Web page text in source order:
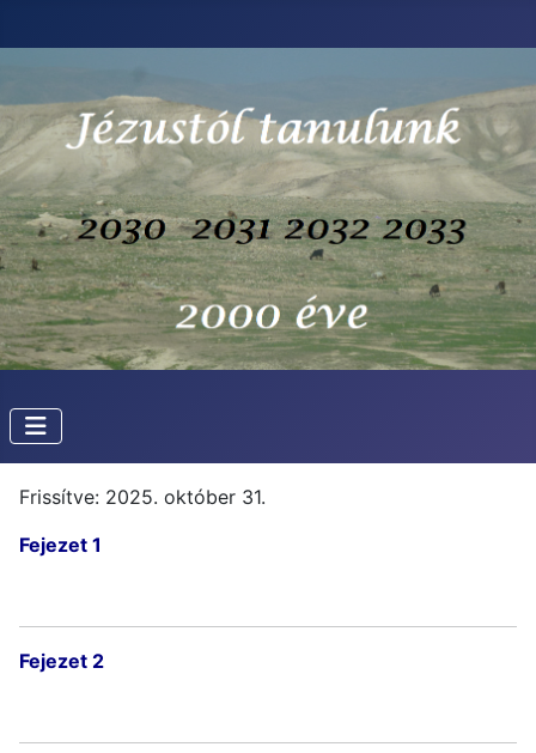
Frissítve: 2025. október 31.
Fejezet 1
Fejezet 2